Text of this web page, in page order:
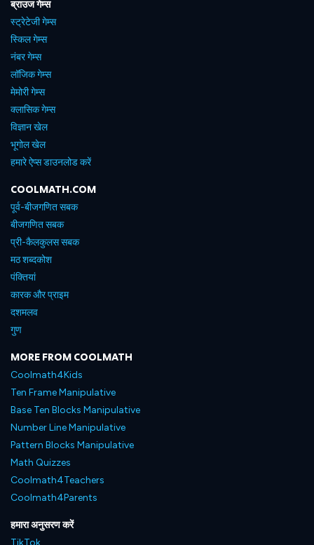
ब्राउज गेम्स
स्ट्रेटेजी गेम्स
स्किल गेम्स
नंबर गेम्स
लॉजिक गेम्स
मेमोरी गेम्स
क्लासिक गेम्स
विज्ञान खेल
भूगोल खेल
हमारे ऐप्स डाउनलोड करें
COOLMATH.COM
पूर्व-बीजगणित सबक
बीजगणित सबक
प्री-कैलकुलस सबक
मठ शब्दकोश
पंक्तियां
कारक और प्राइम
दशमलव
गुण
MORE FROM COOLMATH
Coolmath4Kids
Ten Frame Manipulative
Base Ten Blocks Manipulative
Number Line Manipulative
Pattern Blocks Manipulative
Math Quizzes
Coolmath4Teachers
Coolmath4Parents
हमारा अनुसरण करें
TikTok